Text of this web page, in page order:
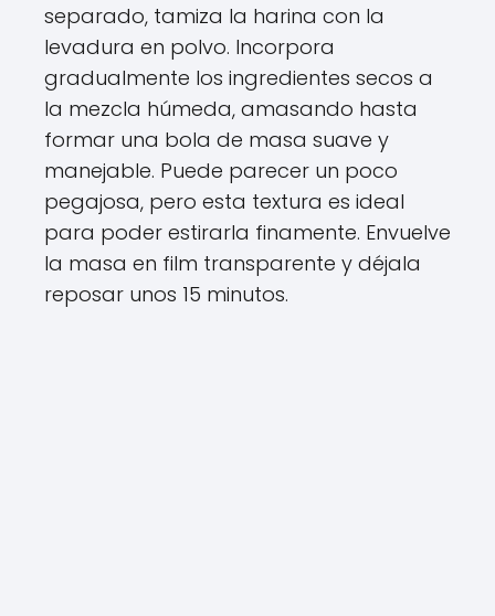
separado, tamiza la harina con la
levadura en polvo. Incorpora
gradualmente los ingredientes secos a
la mezcla húmeda, amasando hasta
formar una bola de masa suave y
manejable. Puede parecer un poco
pegajosa, pero esta textura es ideal
para poder estirarla finamente. Envuelve
la masa en film transparente y déjala
reposar unos 15 minutos.